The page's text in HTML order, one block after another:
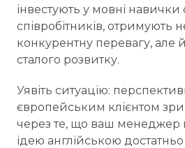
інвестують у мовні навички
співробітників, отримують
конкурентну перевагу, але
сталого розвитку.
Уявіть ситуацію:
європейським клієнтом
через те, що ваш менеджер
ідею англійською